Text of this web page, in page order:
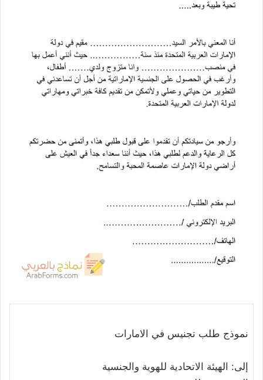
نموذج طلب تجنيس في الامارات
إلى: الهيئة الاتحادية للهوية والجنسية